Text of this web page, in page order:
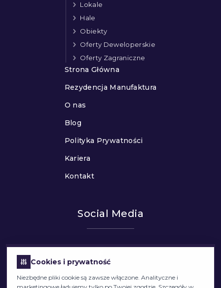
Lokale
Hale
Obiekty
Oferty Deweloperskie
Oferty Zagraniczne
Strona Główna
Rezydencja Manufaktura
O nas
Blog
Polityka Prywatności
Kariera
Kontakt
Social Media
Cookies i prywatność
Niezbędne pliki cookie są zawsze włączone. Analityczne i